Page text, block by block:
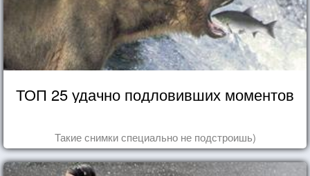
ТОП 25 удачно подловивших моментов
Такие снимки специально не подстроишь)